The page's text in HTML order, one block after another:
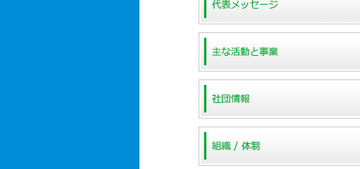
代表メッセージ
主な活動と事業
社団情報